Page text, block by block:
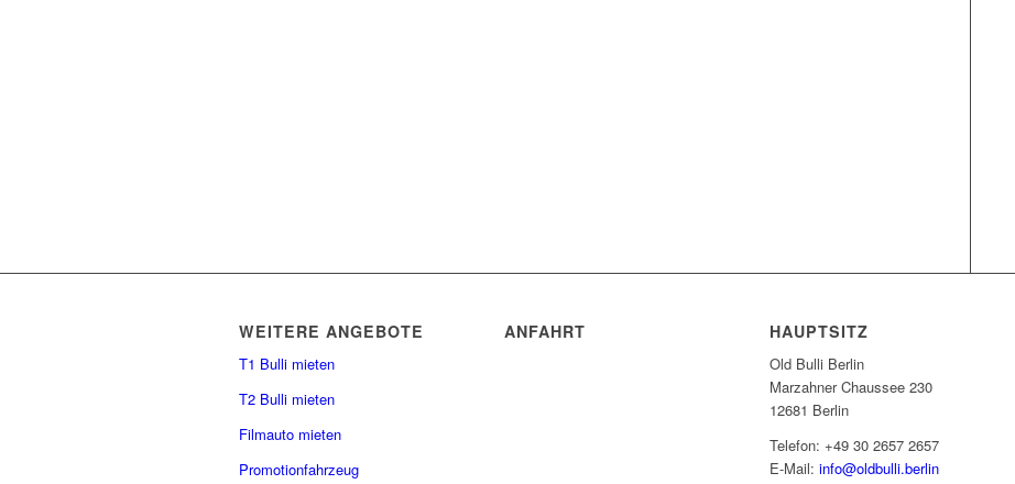
WEITERE ANGEBOTE
T1 Bulli mieten
T2 Bulli mieten
Filmauto mieten
Promotionfahrzeug
ANFAHRT HAUPTSITZ
Old Bulli Berlin
Marzahner Chaussee 230
12681 Berlin
Telefon: +49 30 2657 2657
E-Mail:info@oldbulli.berlin